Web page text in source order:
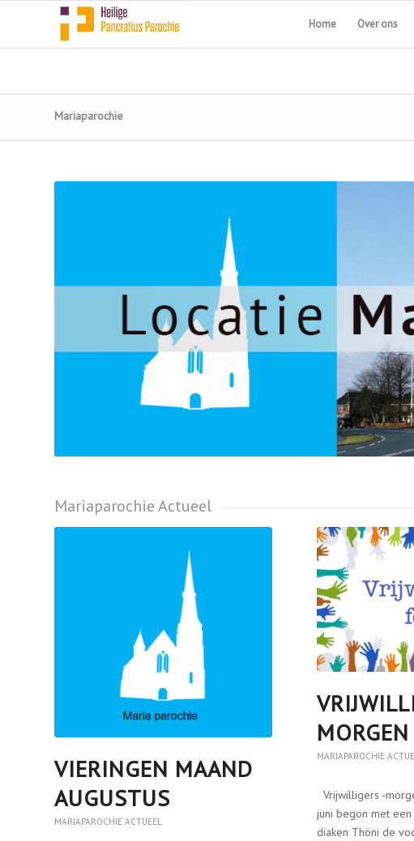
Home Over ons
Mariaparochie
Mariaparochie Actueel
VIERINGEN MAAND
AUGUSTUS
MARIAPAROCHIE ACTUEEL
MORGEN
MARIAPAROCHIE
Vrijwilligers -
juni begon met
diaken Thöni de